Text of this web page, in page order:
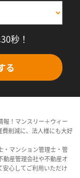
秒！
る
報！マンスリー＋ウィー
費削減に、法人様にも大好
・マンション管理士・管
動産管理会社や不動産オ
安心してご利用いただけ